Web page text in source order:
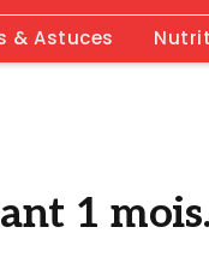
& Astuces
1